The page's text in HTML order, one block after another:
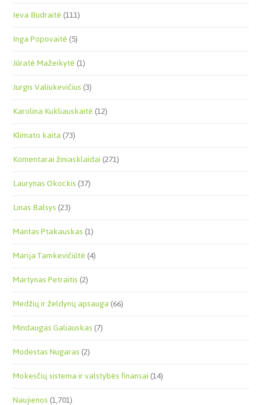
Ieva Budraitė(111)
Inga Popovaitė(5)
Jūratė Mažeikytė(1)
Jurgis Valiukevičius(3)
Karolina Kukliauskaitė(12)
Klimato kaita(73)
Komentarai žiniasklaidai(271)
Laurynas Okockis(37)
Linas Balsys(23)
Mantas Ptakauskas(1)
Marija Tamkevičiūtė(4)
Martynas Petraitis(2)
Medžių ir želdynų apsauga(66)
Mindaugas Galiauskas(7)
Modestas Nugaras(2)
Mokesčių sistema ir valstybės finansai(14)
Naujienos(1,701)